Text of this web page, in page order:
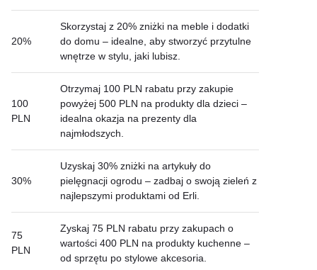
20%
Skorzystaj z 20% zniżki na meble i dodatki
do domu – idealne, aby stworzyć przytulne
wnętrze w stylu, jaki lubisz.
100
PLN
Otrzymaj 100 PLN rabatu przy zakupie
powyżej 500 PLN na produkty dla dzieci –
idealna okazja na prezenty dla
najmłodszych.
30%
Uzyskaj 30% zniżki na artykuły do
pielęgnacji ogrodu – zadbaj o swoją zieleń z
najlepszymi produktami od Erli.
75
PLN
Zyskaj 75 PLN rabatu przy zakupach o
wartości 400 PLN na produkty kuchenne –
od sprzętu po stylowe akcesoria.